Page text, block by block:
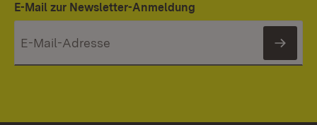
E-Mail zur Newsletter-Anmeldung